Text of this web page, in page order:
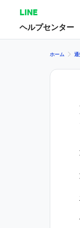
LINE
ヘルプセンター
ホーム